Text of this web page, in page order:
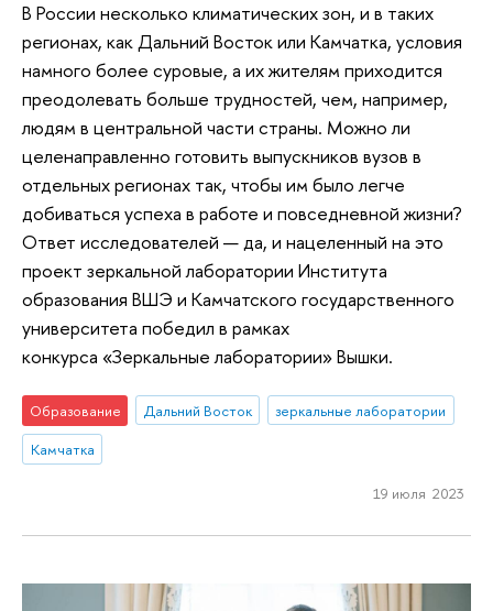
В России несколько климатических зон, и в таких
регионах, как Дальний Восток или Камчатка, условия
намного более суровые, а их жителям приходится
преодолевать больше трудностей, чем, например,
людям в центральной части страны. Можно ли
целенаправленно готовить выпускников вузов в
отдельных регионах так, чтобы им было легче
добиваться успеха в работе и повседневной жизни?
Ответ исследователей — да, и нацеленный на это
проект зеркальной лаборатории Института
образования ВШЭ и Камчатского государственного
университета победил в рамках
конкурса «Зеркальные лаборатории» Вышки.
Образование Дальний Восток
зеркальные лаборатории
Камчатка
19 июля 2023